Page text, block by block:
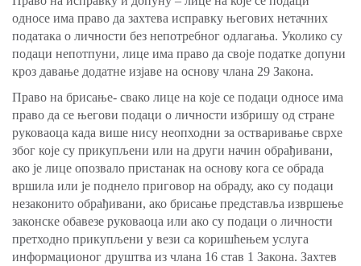
односе има право да захтева исправку његових нетачних
података о личности без непотребног одлагања. Уколико су
подаци непотпуни, лице има право да своје податке допуни
кроз давање додатне изјаве на основу члана 29 Закона.
Право на брисање- свако лице на које се подаци односе има
право да се његови подаци о личности избришу од стране
руковаоца када више нису неопходни за остваривање сврхе
због које су прикупљени или на други начин обрађивани,
ако је лице опозвало пристанак на основу кога се обрада
вршила или је поднело приговор на обраду, ако су подаци
незаконито обрађивани, ако брисање представља извршење
законске обавезе руковаоца или ако су подаци о личности
претходно прикупљени у вези са коришћењем услуга
информационог друштва из члана 16 став 1 Закона. Захтев